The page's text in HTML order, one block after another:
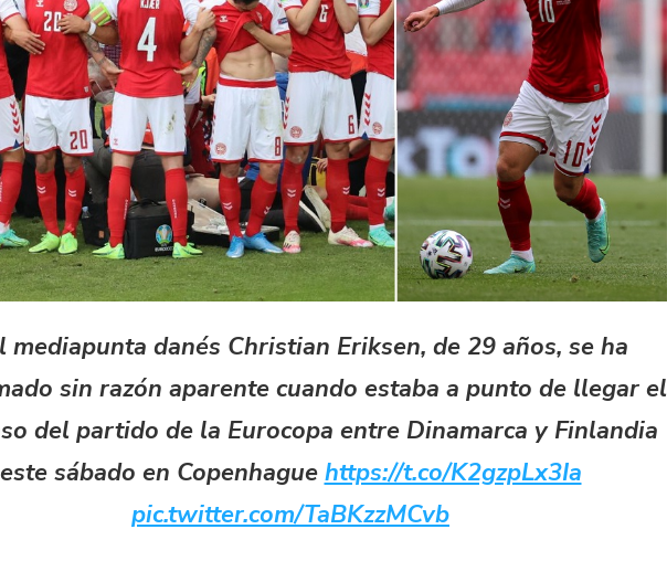
mediapunta danés Christian Eriksen, de 29 años, se ha
sin razón aparente cuando estaba a punto de llegar el
del partido de la Eurocopa entre Dinamarca y Finlandia
este sábado en Copenhague https://t.co/K2gzpLx3Ia
pic.twitter.com/TaBKzzMCvb